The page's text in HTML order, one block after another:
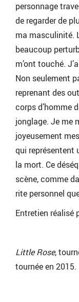
personnage
de regarder de
ma masculinité.
beaucoup
m’ont touché.
Non seulement
reprenant des
corps d’homme
jonglage. Je me
joyeusement
qui représentent
la mort. Ce
scène, comme
rite personnel
Entretien réalisé
Little Rose,
tournée en 2015.